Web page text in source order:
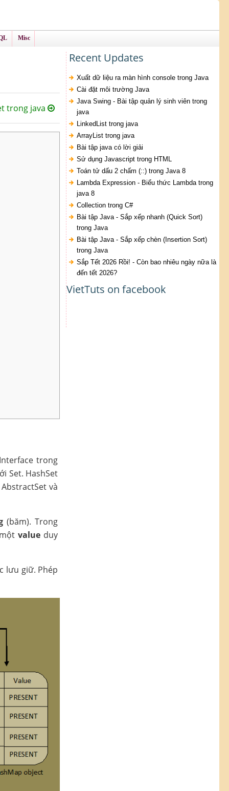
Misc
trong java
trong
Set. HashSet
và
(băm). Trong
value duy
lưu giữ. Phép
Recent Updates
Xuất dữ liệu ra màn hình console trong Java
Cài đặt môi trường Java
Java Swing - Bài tập quản lý sinh viên trong
java
LinkedList trong java
ArrayList trong java
Bài tập java có lời giải
Sử dụng Javascript trong HTML
Toán tử dấu 2 chấm (::) trong Java 8
Lambda Expression - Biểu thức Lambda trong
java 8
Collection trong C#
Bài tập Java - Sắp xếp nhanh (Quick Sort)
trong Java
Bài tập Java - Sắp xếp chèn (Insertion Sort)
trong Java
Sắp Tết 2026 Rồi! - Còn bao nhiêu ngày nữa là
đến tết 2026?
VietTuts on facebook